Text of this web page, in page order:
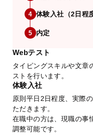
4 体験入社（2日程
5 内定
Webテスト
タイピングスキルや文章
ストを行います。
体験入社
原則平日2日程度、実際
ただきます。
在職中の方は、現職の事
調整可能です。